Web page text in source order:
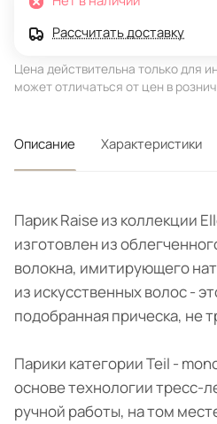
Рассчитать доставку
Цена действительна только для
может отличаться от цен в
Описание Характеристики
Парик Raise из коллекции
изготовлен из
волокна, имитирующего
из искусственных волос -
подобранная прическа, не
Парики категории Teil -
основе технологии тресс-
ручной работы, на том